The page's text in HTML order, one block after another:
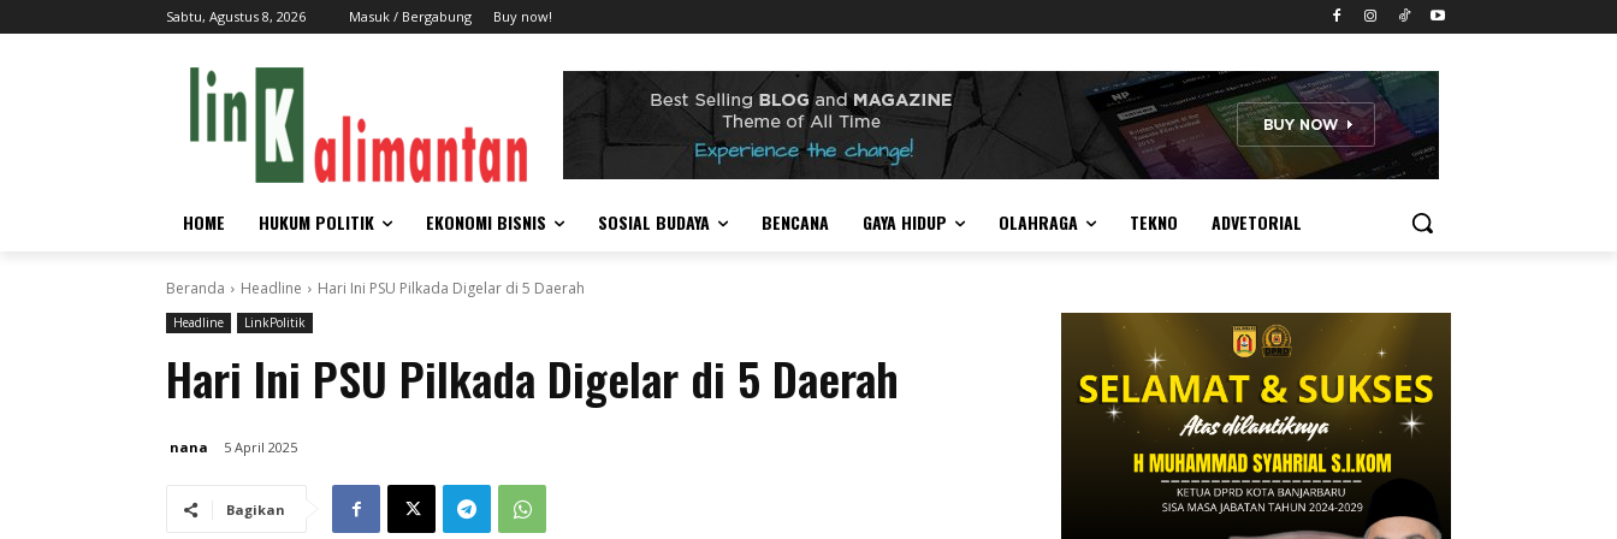
Sabtu, Agustus 8, 2026 Masuk / Bergabung Buy now!
HOME HUKUM POLITIK EKONOMI BISNIS SOSIAL BUDAYA BENCANA GAYA HIDUP OLAHRAGA TEKNO ADVETORIAL
Beranda Headline Hari Ini PSU Pilkada Digelar di 5 Daerah
Headline LinkPolitik
Hari Ini PSU Pilkada Digelar di 5 Daerah
nana 5 April 2025
Bagikan